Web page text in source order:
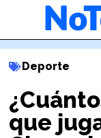
Deporte
que